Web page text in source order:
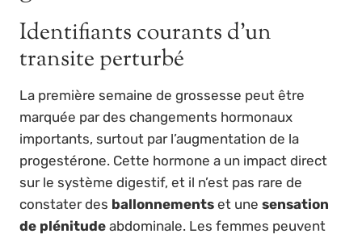
Identifiants courants d’un
transite perturbé
La première semaine de grossesse peut être
marquée par des changements hormonaux
importants, surtout par l’augmentation de la
progestérone. Cette hormone a un impact direct
sur le système digestif, et il n’est pas rare de
constater des ballonnements et une sensation
de plénitude abdominale. Les femmes peuvent